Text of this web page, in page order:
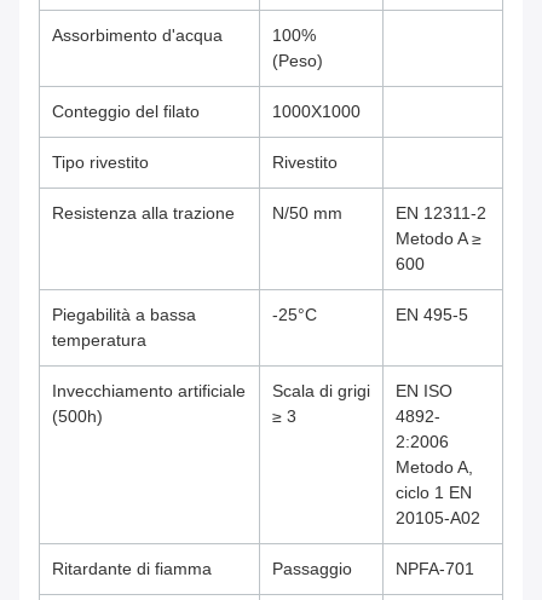
Assorbimento d'acqua
100%
(Peso)
Conteggio del filato 1000X1000
Tipo rivestito Rivestito
Resistenza alla trazione N/50 mm
EN 12311-2
Metodo A ≥
600
Piegabilità a bassa
temperatura
-25°C EN 495-5
Invecchiamento artificiale
(500h)
Scala di grigi
≥ 3
EN ISO
4892-
2:2006
Metodo A,
ciclo 1 EN
20105-A02
Ritardante di fiamma Passaggio NPFA-701